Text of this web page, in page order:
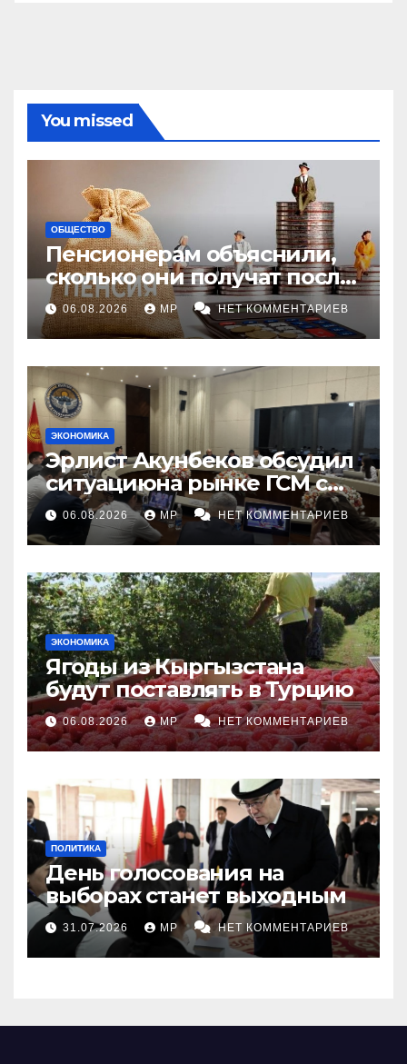
You missed
ОБЩЕСТВО
Пенсионерам объяснили,
сколько они получат после
индексации
06.08.2026 MP НЕТ КОММЕНТАРИЕВ
ЭКОНОМИКА
Эрлист Акунбеков обсудил
ситуациюна рынке ГСМ с
топливными компаниями
06.08.2026 MP НЕТ КОММЕНТАРИЕВ
ЭКОНОМИКА
Ягоды из Кыргызстана
будут поставлять в Турцию
06.08.2026 MP НЕТ КОММЕНТАРИЕВ
ПОЛИТИКА
День голосования на
выборах станет выходным
31.07.2026 MP НЕТ КОММЕНТАРИЕВ